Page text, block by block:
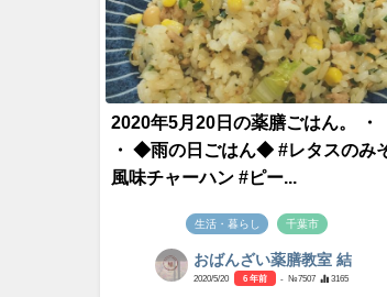
2020年5月20日の薬膳ごはん。 ・
・ ◆雨の日ごはん◆ #レタスのみ
風味チャーハン #ピー...
生活・暮らし 千葉市
おばんざい薬膳教室 結
2020/5/20 6 年前 - №7507 3165